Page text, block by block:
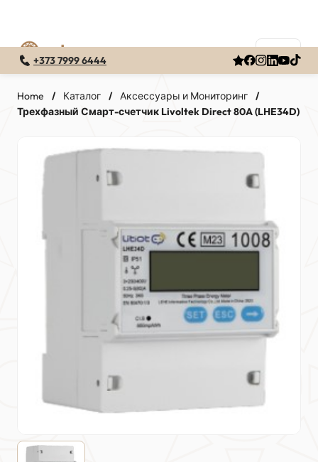
содержимому
+373 7999 6444
Home / Каталог / Аксессуары и Мониторинг
/
Трехфазный Смарт-счетчик Livoltek Direct 80A (LHE34D)